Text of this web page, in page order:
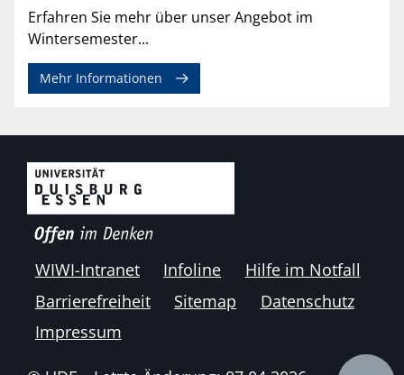
Erfahren Sie mehr über unser Angebot im
Wintersemester...
Mehr Informationen
WIWI-Intranet Infoline
Hilfe im Notfall
Barrierefreiheit
Sitemap
Datenschutz
Impressum